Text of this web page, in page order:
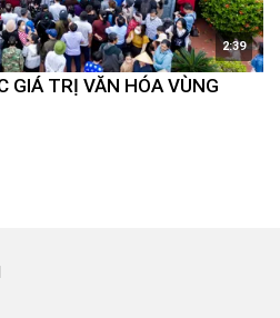
2:39
GIÁ TRỊ VĂN HÓA VÙNG